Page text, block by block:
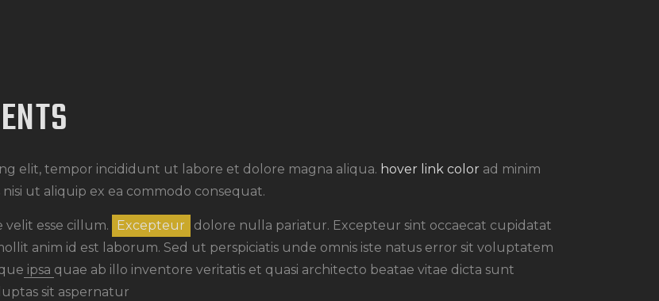
elit, tempor incididunt ut labore et dolore magna aliqua. hover link color ad minim
ut aliquip ex ea commodo consequat.
esse cillum. Excepteur
dolore nulla pariatur. Excepteur sint occaecat cupidatat
anim id est laborum. Sed ut perspiciatis unde omnis iste natus error sit voluptatem
ipsa quae ab illo inventore veritatis et quasi architecto beatae vitae dicta sunt
sit aspernatur